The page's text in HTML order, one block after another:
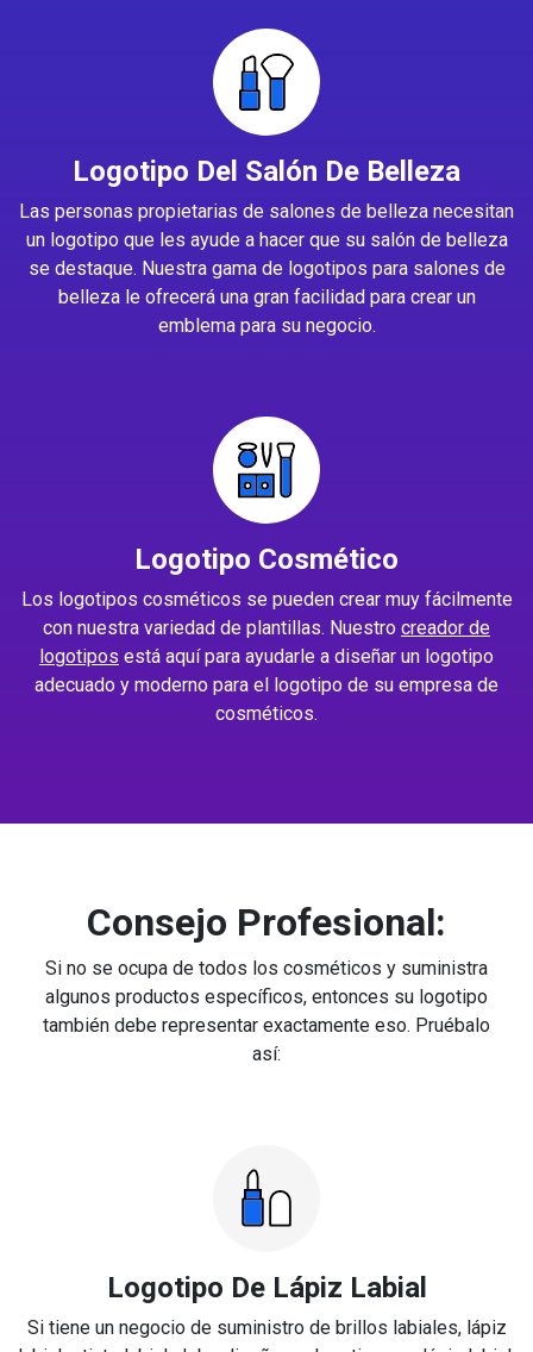
Logotipo Del Salón De Belleza
Las personas propietarias de salones de belleza necesitan
un logotipo que les ayude a hacer que su salón de belleza
se destaque. Nuestra gama de logotipos para salones de
belleza le ofrecerá una gran facilidad para crear un
emblema para su negocio.
Logotipo Cosmético
Los logotipos cosméticos se pueden crear muy fácilmente
con nuestra variedad de plantillas. Nuestro creador de
logotipos está aquí para ayudarle a diseñar un logotipo
adecuado y moderno para el logotipo de su empresa de
cosméticos.
Consejo Profesional:
Si no se ocupa de todos los cosméticos y suministra
algunos productos específicos, entonces su logotipo
también debe representar exactamente eso. Pruébalo
así:
Logotipo De Lápiz Labial
Si tiene un negocio de suministro de brillos labiales, lápiz